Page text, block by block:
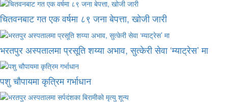
चितवनबाट गत एक वर्षमा ८९ जना बेपत्ता, खोजी जारी
भरतपुर अस्पतालमा प्रसूति शय्या अभाव, सुत्केरी सेवा ‘म्याट्रेस’ मा
पशु चौपायमा कृत्रिम गर्भाधान